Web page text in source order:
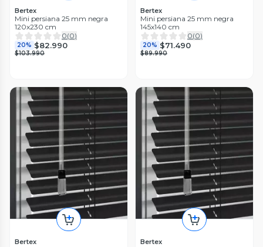
Bertex
Mini persiana 25 mm negra
120x230 cm
0(0)
20% $82.990
$103.990
Bertex
Mini persiana 25 mm negra
145x140 cm
0(0)
20% $71.490
$89.990
Bertex Bertex